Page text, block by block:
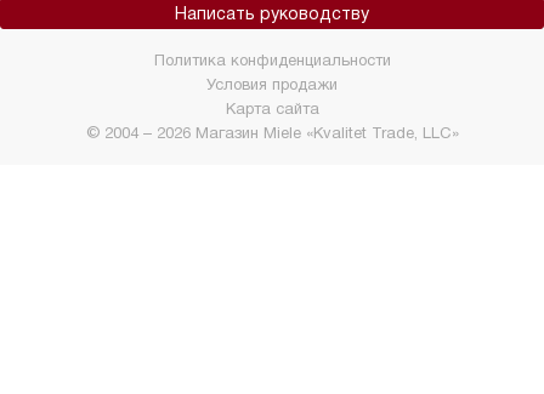
Написать руководству
© 2004 – 2026 Магазин Miele «Kvalitet Trade, LLC»
Политика конфиденциальности
Условия продажи
Карта сайта